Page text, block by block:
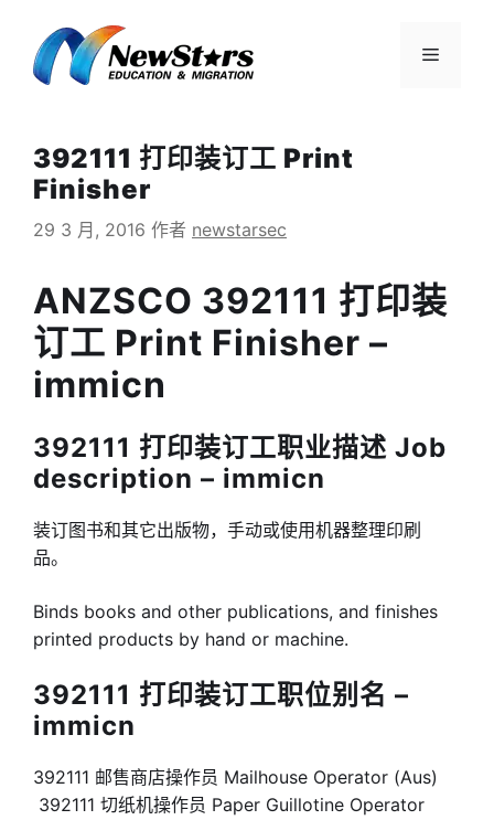
菜
392111 打印装订工 Print
Finisher
29 3 月, 2016 作者 newstarsec
ANZSCO 392111 打印装
订工 Print Finisher –
immicn
392111 打印装订工职业描述 Job
description – immicn
装订图书和其它出版物，手动或使用机器整理印刷
品。
Binds books and other publications, and finishes
printed products by hand or machine.
392111 打印装订工职位别名 –
immicn
392111 邮售商店操作员 Mailhouse Operator (Aus)
392111 切纸机操作员 Paper Guillotine Operator